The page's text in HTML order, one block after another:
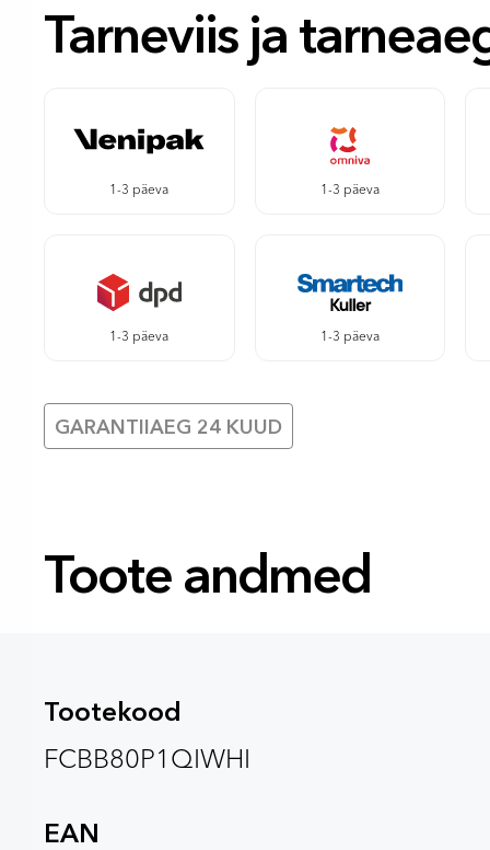
Tarneviis ja
1-3 päeva 1-3 päeva
1-3 päeva 1-3 päeva
GARANTIIAEG 24 KUUD
Toote andmed
Tootekood
FCBB80P1QIWHI
EAN